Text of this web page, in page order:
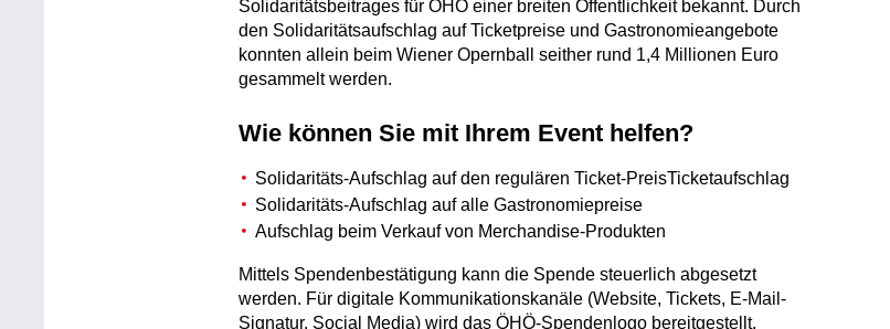
Solidaritätsbeitrages für ÖHÖ einer breiten Öffentlichkeit bekannt. Durch
den Solidaritätsaufschlag auf Ticketpreise und Gastronomieangebote
konnten allein beim Wiener Opernball seither rund 1,4 Millionen Euro
gesammelt werden.
Wie können Sie mit Ihrem Event helfen?
Solidaritäts-Aufschlag auf den regulären Ticket-PreisTicketaufschlag
Solidaritäts-Aufschlag auf alle Gastronomiepreise
Aufschlag beim Verkauf von Merchandise-Produkten
Mittels Spendenbestätigung kann die Spende steuerlich abgesetzt
werden. Für digitale Kommunikationskanäle (Website, Tickets, E-Mail-
Signatur, Social Media) wird das ÖHÖ-Spendenlogo bereitgestellt.